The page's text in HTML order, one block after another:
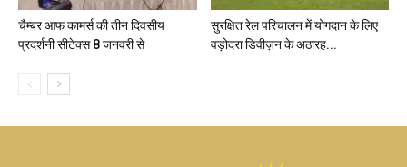
चैम्बर आफ कामर्स की तीन दिवसीय
प्रदर्शनी सीटेक्स 8 जनवरी से
सुरक्षित रेल परिचालन में योगदान के लिए
वड़ोदरा डिवीज़न के अठारह...